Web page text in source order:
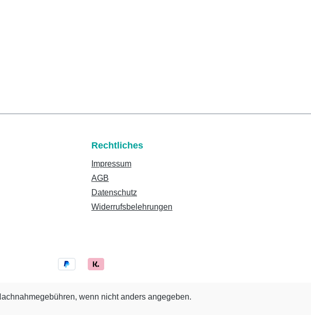
Rechtliches
Impressum
AGB
Datenschutz
Widerrufsbelehrungen
wenn nicht anders angegeben.